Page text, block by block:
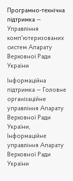
Програмно-технічна
підтримка —
Управління
комп'ютеризованих
систем Апарату
Верховної Ради
України
Iнформаційна
підтримка — Головне
організаційне
управління Апарату
Верховної Ради
України,
Інформаційне
управління Апарату
Верховної Ради
України